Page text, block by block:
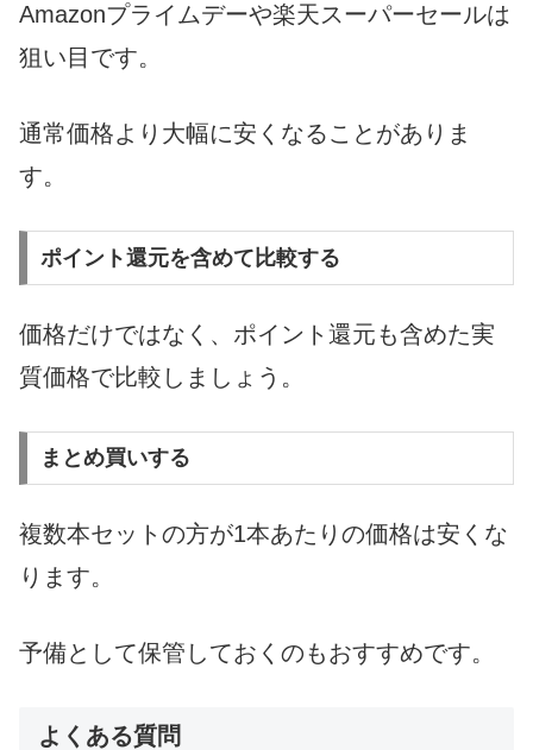
Amazonプライムデーや楽天スーパーセールは
狙い目です。
通常価格より大幅に安くなることがありま
す。
ポイント還元を含めて比較する
価格だけではなく、ポイント還元も含めた実
質価格で比較しましょう。
まとめ買いする
複数本セットの方が1本あたりの価格は安くな
ります。
予備として保管しておくのもおすすめです。
よくある質問